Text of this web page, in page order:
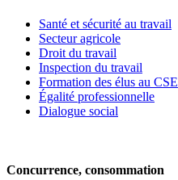
Santé et sécurité au travail
Secteur agricole
Droit du travail
Inspection du travail
Formation des élus au CSE
Égalité professionnelle
Dialogue social
Concurrence, consommation